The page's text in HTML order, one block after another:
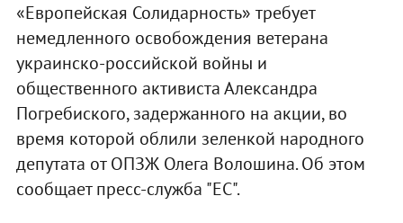
«Европейская Солидарность» требует
немедленного освобождения ветерана
украинско-российской войны и
общественного активиста Александра
Погребиского, задержанного на акции, во
время которой облили зеленкой народного
депутата от ОПЗЖ Олега Волошина. Об этом
сообщает пресс-служба "ЕС".